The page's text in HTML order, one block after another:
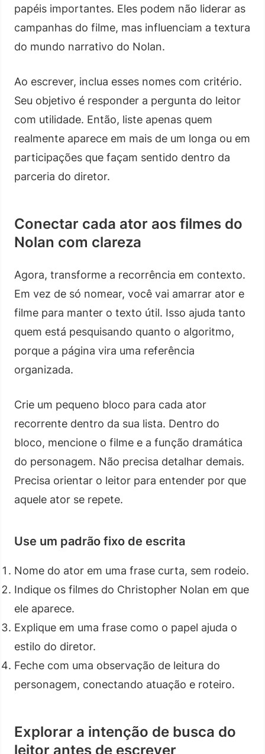
papéis importantes. Eles podem não liderar as
campanhas do filme, mas influenciam a textura
do mundo narrativo do Nolan.
Ao escrever, inclua esses nomes com critério.
Seu objetivo é responder a pergunta do leitor
com utilidade. Então, liste apenas quem
realmente aparece em mais de um longa ou em
participações que façam sentido dentro da
parceria do diretor.
Conectar cada ator aos filmes do
Nolan com clareza
Agora, transforme a recorrência em contexto.
Em vez de só nomear, você vai amarrar ator e
filme para manter o texto útil. Isso ajuda tanto
quem está pesquisando quanto o algoritmo,
porque a página vira uma referência
organizada.
Crie um pequeno bloco para cada ator
recorrente dentro da sua lista. Dentro do
bloco, mencione o filme e a função dramática
do personagem. Não precisa detalhar demais.
Precisa orientar o leitor para entender por que
aquele ator se repete.
Use um padrão fixo de escrita
Nome do ator em uma frase curta, sem rodeio.
Indique os filmes do Christopher Nolan em que
ele aparece.
Explique em uma frase como o papel ajuda o
estilo do diretor.
Feche com uma observação de leitura do
personagem, conectando atuação e roteiro.
Explorar a intenção de busca do
leitor antes de escrever